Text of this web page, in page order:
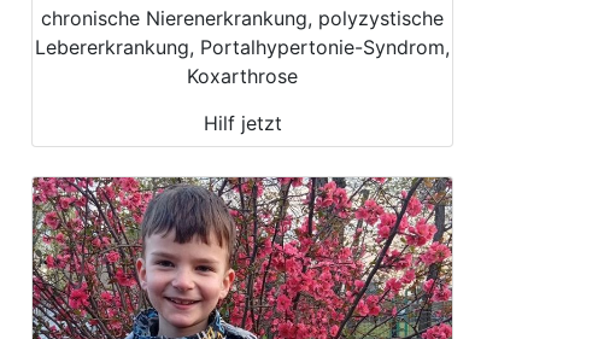
chronische Nierenerkrankung, polyzystische
Lebererkrankung, Portalhypertonie-Syndrom,
Koxarthrose
Hilf jetzt